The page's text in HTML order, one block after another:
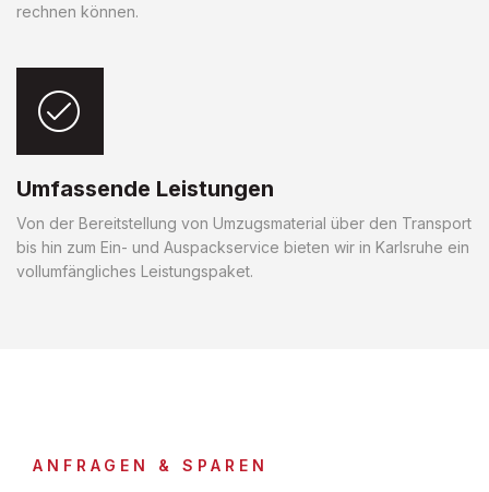
rechnen können.
Umfassende Leistungen
Von der Bereitstellung von Umzugsmaterial über den Transport
bis hin zum Ein- und Auspackservice bieten wir in Karlsruhe ein
vollumfängliches Leistungspaket.
ANFRAGEN & SPAREN